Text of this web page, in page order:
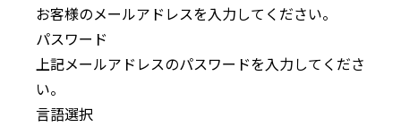
お客様のメールアドレスを入力してください。
パスワード
上記メールアドレスのパスワードを入力してくださ
い。
言語選択